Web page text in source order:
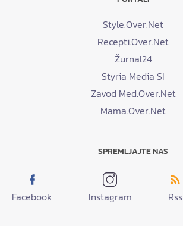
Style.Over.Net
Recepti.Over.Net
Žurnal24
Styria Media SI
Zavod Med.Over.Net
Mama.Over.Net
SPREMLJAJTE NAS
Facebook Instagram Rss